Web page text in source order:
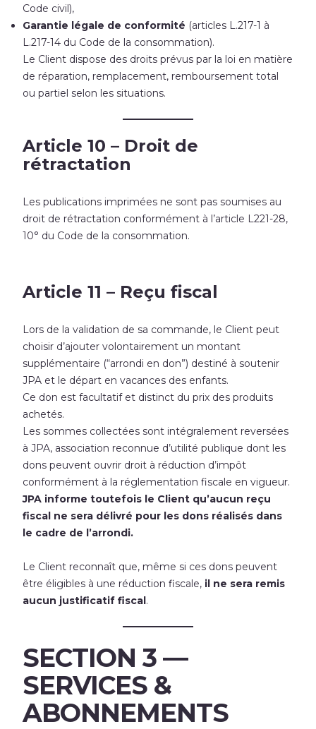
Code civil),
Garantie légale de conformité (articles L.217-1 à
L.217-14 du Code de la consommation).
Le Client dispose des droits prévus par la loi en matière
de réparation, remplacement, remboursement total
ou partiel selon les situations.
Article 10 – Droit de
rétractation
Les publications imprimées ne sont pas soumises au
droit de rétractation conformément à l’article L221-28,
10° du Code de la consommation.
Article 11 – Reçu fiscal
Lors de la validation de sa commande, le Client peut
choisir d’ajouter volontairement un montant
supplémentaire (“arrondi en don”) destiné à soutenir
JPA et le départ en vacances des enfants.
Ce don est facultatif et distinct du prix des produits
achetés.
Les sommes collectées sont intégralement reversées
à JPA, association reconnue d’utilité publique dont les
dons peuvent ouvrir droit à réduction d’impôt
conformément à la réglementation fiscale en vigueur.
JPA informe toutefois le Client qu’aucun reçu
fiscal ne sera délivré pour les dons réalisés dans
le cadre de l’arrondi.
Le Client reconnaît que, même si ces dons peuvent
être éligibles à une réduction fiscale, il ne sera remis
aucun justificatif fiscal.
SECTION 3 —
SERVICES &
ABONNEMENTS